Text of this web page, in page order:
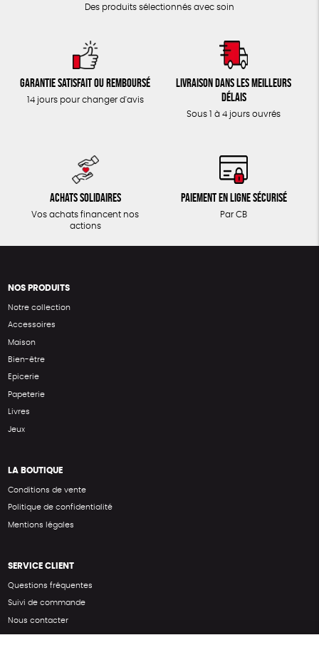
Des produits sélectionnés avec soin
Garantie satisfait ou remboursé
14 jours pour changer d'avis
Livraison dans les meilleurs
délais
Sous 1 à 4 jours ouvrés
Achats solidaires
Vos achats financent nos
actions
Paiement en ligne sécurisé
Par CB
NOS PRODUITS
Notre collection
Accessoires
Maison
Bien-être
Epicerie
Papeterie
Livres
Jeux
LA BOUTIQUE
Conditions de vente
Politique de confidentialité
Mentions légales
SERVICE CLIENT
Questions fréquentes
Suivi de commande
Nous contacter